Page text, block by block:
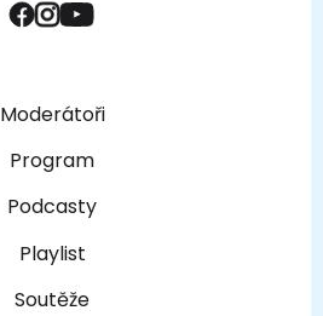
Moderátoři
Program
Podcasty
Playlist
Soutěže